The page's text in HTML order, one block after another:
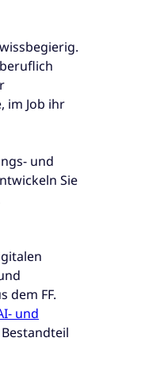
im Job ihr
und
Sie
dem FF.
und